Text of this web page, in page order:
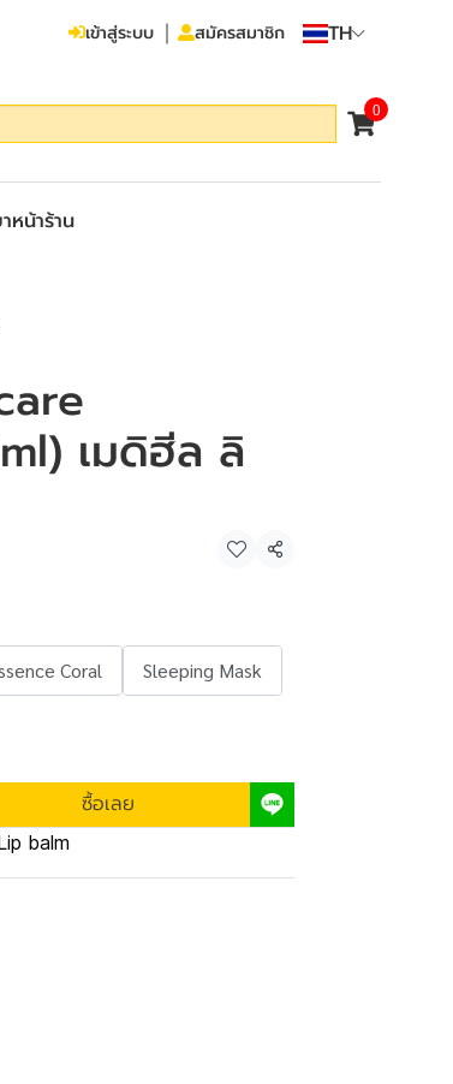
เข้าสู่ระบบ สมัครสมาชิก TH
0
หน้าร้าน
เมดิฮีล ลิ
แชร์
Coral
Sleeping Mask
ซื้อเลย
balm